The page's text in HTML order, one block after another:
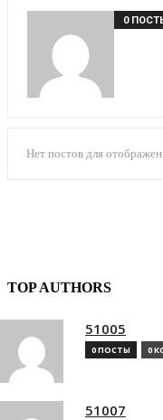
0
Нет постов для
TOP AUTHORS
51005
0 ПОСТЫ 0
51007